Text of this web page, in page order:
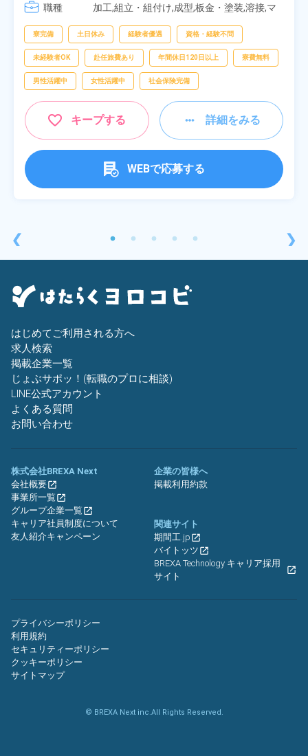
❮
[4] 14:30～23:00
職種
加工,組立・組付け,成型,板金・塗装,溶接,マ
査,物流・配送
寮完備 土日休み 経験者優遇 資格・経験不問
未経験者OK 赴任旅費あり 年間休日120日以上 寮費無料
男性活躍中 女性活躍中 社会保険完備
キープする 詳細をみる
WEBで応募する
❯
はじめてご利用される方へ
求人検索
掲載企業一覧
じょぶサポッ！(転職のプロに相談)
LINE公式アカウント
よくある質問
お問い合わせ
株式会社BREXA Next
会社概要
事業所一覧
グループ企業一覧
キャリア社員制度について
友人紹介キャンペーン
企業の皆様へ
掲載利用約款
関連サイト
期間工.jp
バイトッツ
BREXA Technology キャリア採用
サイト
プライバシーポリシー
利用規約
セキュリティーポリシー
クッキーポリシー
サイトマップ
© BREXA Next inc.All Rights Reserved.